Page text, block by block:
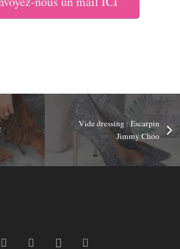
Vide dressing : Escarpin
Jimmy Choo